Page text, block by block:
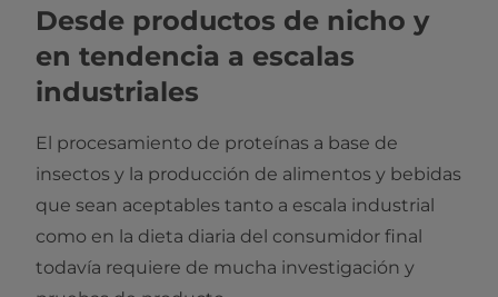
Desde productos de nicho y
en tendencia a escalas
industriales
El procesamiento de proteínas a base de
insectos y la producción de alimentos y bebidas
que sean aceptables tanto a escala industrial
como en la dieta diaria del consumidor final
todavía requiere de mucha investigación y